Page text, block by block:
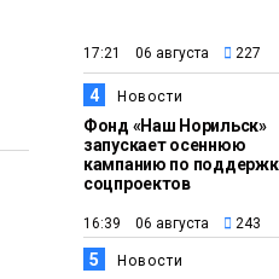
12:25
Медиакомпании
17:21 06 августа 227
4 Новости
Фонд «Наш Норильск»
запускает осеннюю
кампанию по
соцпроектов
16:39 06 августа 243
5 Новости